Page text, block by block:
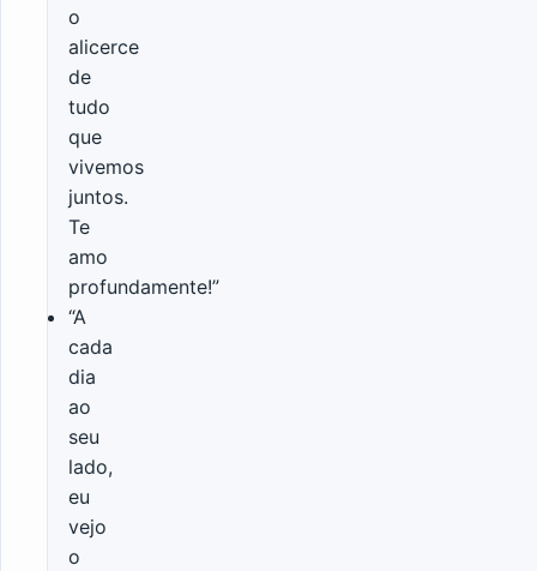
o
alicerce
de
tudo
que
vivemos
juntos.
Te
amo
profundamente!”
“A
cada
dia
ao
seu
lado,
eu
vejo
o